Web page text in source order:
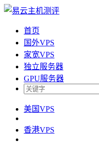
首页
国外VPS
家宽VPS
独立服务器
GPU服务器
美国VPS
香港VPS